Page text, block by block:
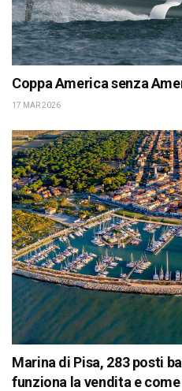
Coppa America senza
17 MAR 2026
Marina di Pisa, 283 posti
funziona la vendita e